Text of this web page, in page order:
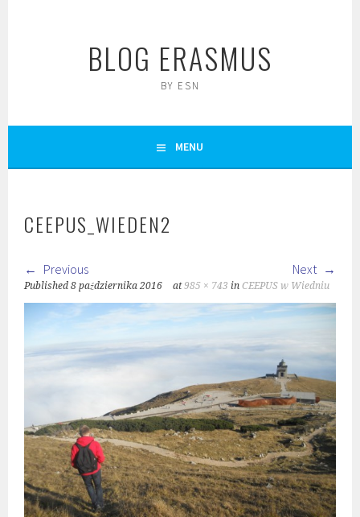
BLOG ERASMUS
BY ESN
MENU
CEEPUS_WIEDEN2
Previous Next
Published8 października 2016 at985 × 743 inCEEPUS w Wiedniu